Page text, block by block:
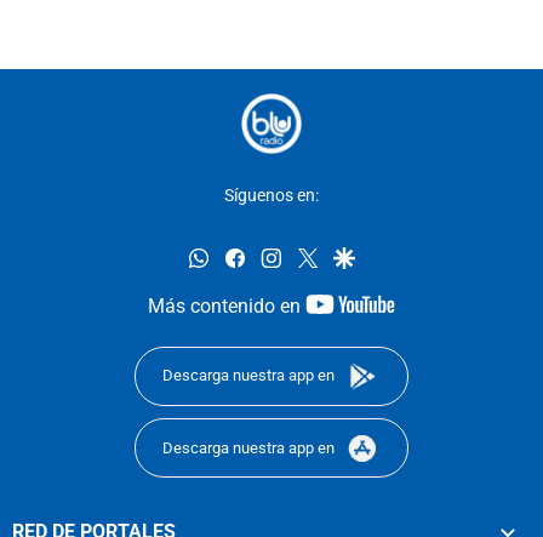
Síguenos en:
whatsappfacebookinstagram
twittergoogle
Más contenido en
youtube-
Descarga nuestra app en
Descarga nuestra app en
RED DE PORTALES